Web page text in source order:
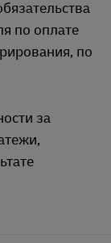
по оплате
по
за